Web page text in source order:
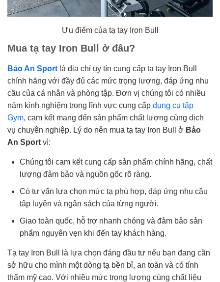
Ưu điểm của tạ tay Iron Bull
Mua tạ tay Iron Bull ở đâu?
Bảo An Sport là địa chỉ uy tín cung cấp tạ tay Iron Bull
chính hãng với đầy đủ các mức trọng lượng, đáp ứng nhu
cầu của cá nhân và phòng tập. Đơn vị chúng tôi có nhiều
năm kinh nghiệm trong lĩnh vực cung cấp dụng cụ tập
Gym, cam kết mang đến sản phẩm chất lượng cùng dịch
vụ chuyên nghiệp. Lý do nên mua tạ tay Iron Bull ở Bảo
An Sport vì:
Chúng tôi cam kết cung cấp sản phẩm chính hãng, chất
lượng đảm bảo và nguồn gốc rõ ràng.
Có tư vấn lựa chọn mức tạ phù hợp, đáp ứng nhu cầu
tập luyện và ngân sách của từng người.
Giao toàn quốc, hỗ trợ nhanh chóng và đảm bảo sản
phẩm nguyên vẹn khi đến tay khách hàng.
Tạ tay Iron Bull là lựa chọn đáng đầu tư nếu bạn đang cần
sở hữu cho mình một dòng tạ bền bỉ, an toàn và có tính
thẩm mỹ cao. Với nhiều mức trọng lượng cùng chất liệu